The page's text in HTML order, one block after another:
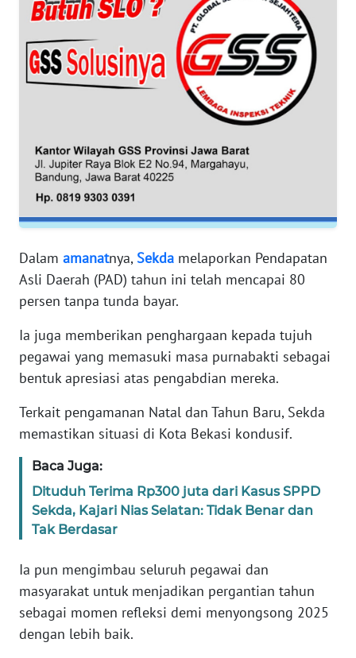
Dalam amanatnya, Sekda melaporkan Pendapatan
Asli Daerah (PAD) tahun ini telah mencapai 80
persen tanpa tunda bayar.
Ia juga memberikan penghargaan kepada tujuh
pegawai yang memasuki masa purnabakti sebagai
bentuk apresiasi atas pengabdian mereka.
Terkait pengamanan Natal dan Tahun Baru, Sekda
memastikan situasi di Kota Bekasi kondusif.
Baca Juga:
Dituduh Terima Rp300 juta dari Kasus SPPD
Sekda, Kajari Nias Selatan: Tidak Benar dan
Tak Berdasar
Ia pun mengimbau seluruh pegawai dan
masyarakat untuk menjadikan pergantian tahun
sebagai momen refleksi demi menyongsong 2025
dengan lebih baik.
WN
NTT
WN
KEPRI
WN
PAPUA
BARAT
WN
RIAU
SERAMBI
WN
WN
WN
NTB
SULTENG
WN
SULBAR